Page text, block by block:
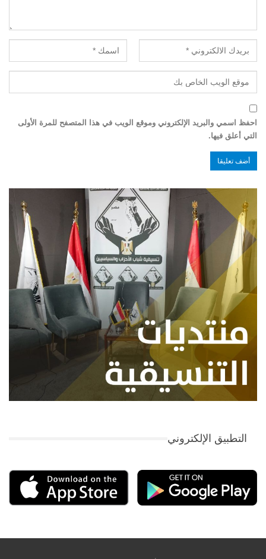
احفظ اسمي والبريد الإلكتروني وموقع الويب في هذا المتصفح للمرة الأولى
التي أعلق فيها.
التطبيق الإلكتروني